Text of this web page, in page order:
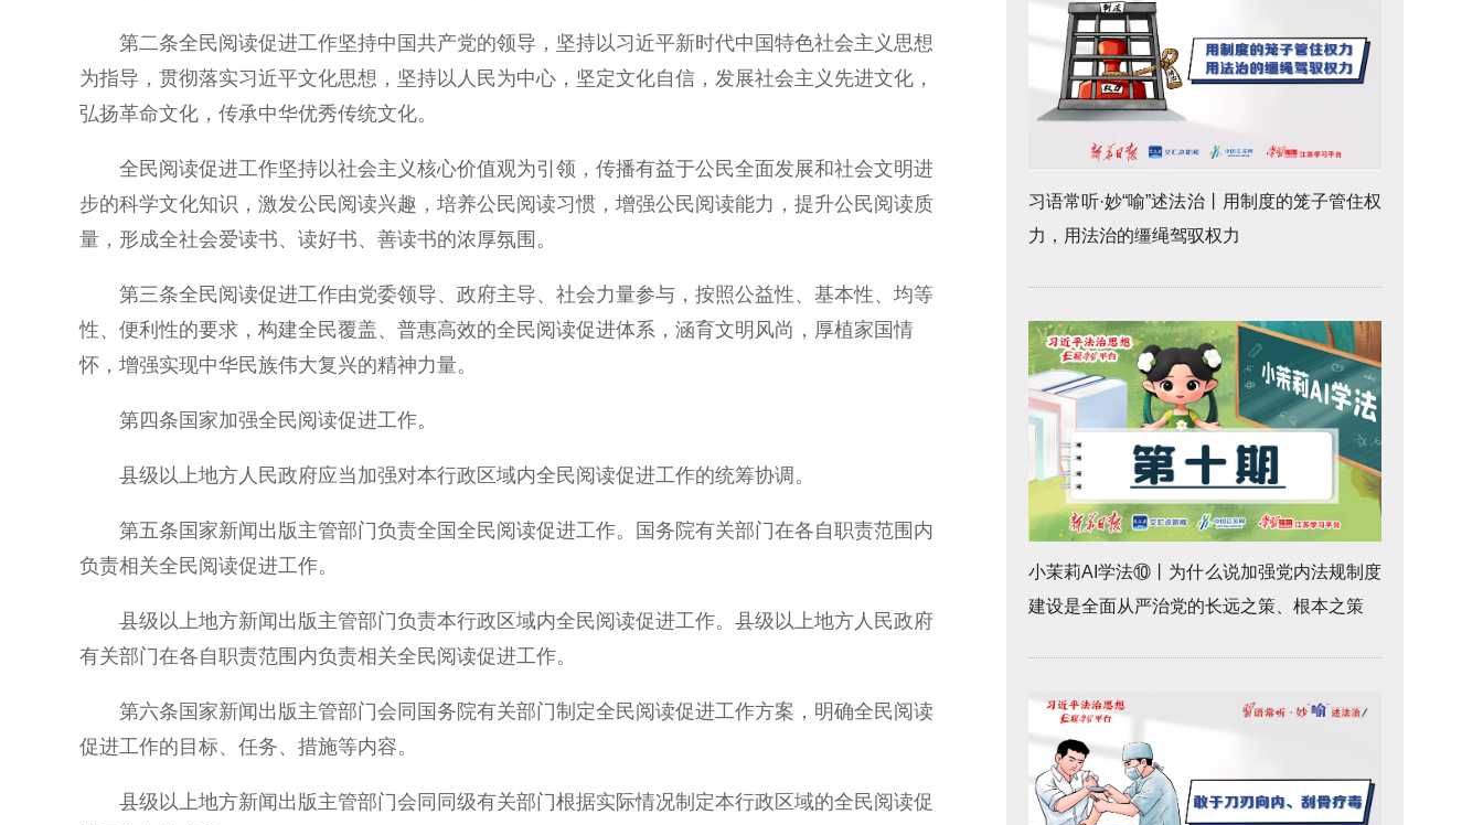
第二条全民阅读促进工作坚持中国共产党的领导，坚持以习近平新时代中国特色社会主义思想
为指导，贯彻落实习近平文化思想，坚持以人民为中心，坚定文化自信，发展社会主义先进文化，
弘扬革命文化，传承中华优秀传统文化。
全民阅读促进工作坚持以社会主义核心价值观为引领，传播有益于公民全面发展和社会文明进
步的科学文化知识，激发公民阅读兴趣，培养公民阅读习惯，增强公民阅读能力，提升公民阅读质
量，形成全社会爱读书、读好书、善读书的浓厚氛围。
第三条全民阅读促进工作由党委领导、政府主导、社会力量参与，按照公益性、基本性、均等
性、便利性的要求，构建全民覆盖、普惠高效的全民阅读促进体系，涵育文明风尚，厚植家国情
怀，增强实现中华民族伟大复兴的精神力量。
第四条国家加强全民阅读促进工作。
县级以上地方人民政府应当加强对本行政区域内全民阅读促进工作的统筹协调。
第五条国家新闻出版主管部门负责全国全民阅读促进工作。国务院有关部门在各自职责范围内
负责相关全民阅读促进工作。
县级以上地方新闻出版主管部门负责本行政区域内全民阅读促进工作。县级以上地方人民政府
有关部门在各自职责范围内负责相关全民阅读促进工作。
第六条国家新闻出版主管部门会同国务院有关部门制定全民阅读促进工作方案，明确全民阅读
促进工作的目标、任务、措施等内容。
县级以上地方新闻出版主管部门会同同级有关部门根据实际情况制定本行政区域的全民阅读促
习语常听·妙“喻”述法治丨用制度的笼子管住权
力，用法治的缰绳驾驭权力
小茉莉AI学法⑩丨为什么说加强党内法规制度
建设是全面从严治党的长远之策、根本之策